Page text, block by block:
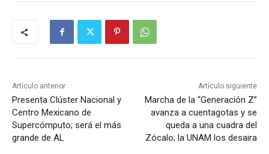
Artículo anterior
Presenta Clúster Nacional y
Centro Mexicano de
Supercómputo; será el más
grande de AL
Artículo siguiente
Marcha de la “Generación Z”
avanza a cuentagotas y se
queda a una cuadra del
Zócalo; la UNAM los desaira